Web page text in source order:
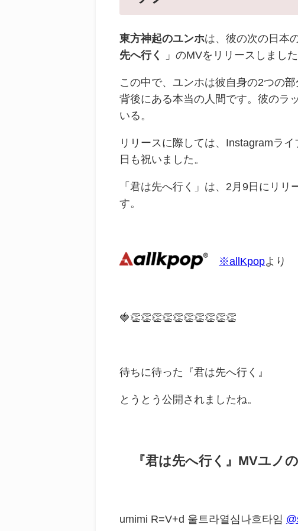
東方神起のユンホは、彼の次の日本
先へ行く
」のMVをリリースしました
この中で、ユンホは彼自身の2つの
背後にある本当の人間です。彼のラ
いる。
リリースに際しては、Instagramラ
日も祝いました。
「君は先へ行く」は、2月9日にリ
す。
※allKpopより
🍓👏👏👏👏👏👏👏👏👏👏
待ちに待った『君は先へ行く』
とうとう公開されましたね。
『君は先へ行く』MVユノ
umimi R=V+d 울트라열심나흐타임